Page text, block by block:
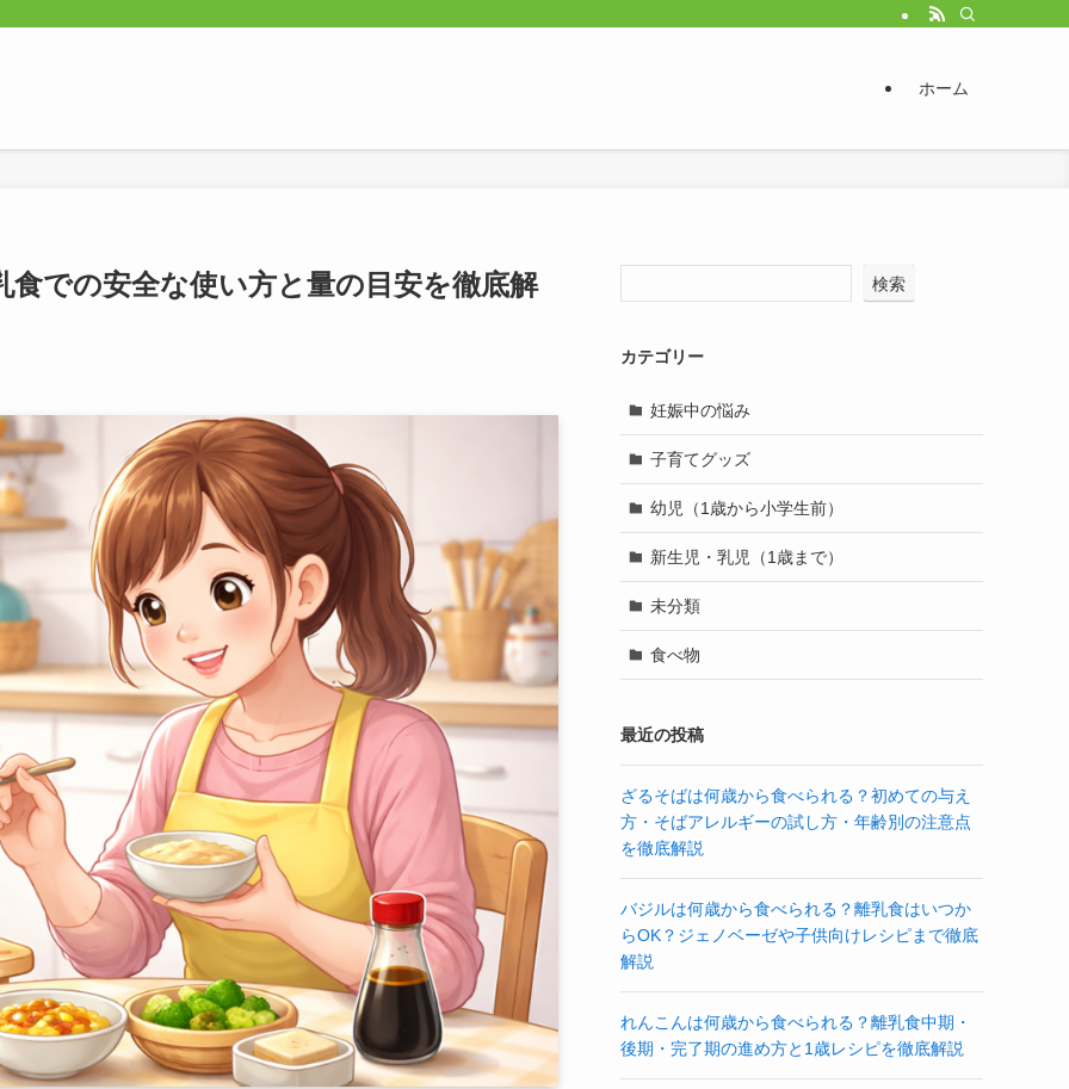
ホーム
での安全な使い方と量の目安を徹底解 検索
カテゴリー
妊娠中の悩み
子育てグッズ
幼児（1歳から小学生前）
新生児・乳児（1歳まで）
未分類
食べ物
最近の投稿
ざるそばは何歳から食べられる？初めての与え
方・そばアレルギーの試し方・年齢別の注意点
を徹底解説
バジルは何歳から食べられる？離乳食はいつか
らOK？ジェノベーゼや子供向けレシピまで徹底
解説
れんこんは何歳から食べられる？離乳食中期・
後期・完了期の進め方と1歳レシピを徹底解説